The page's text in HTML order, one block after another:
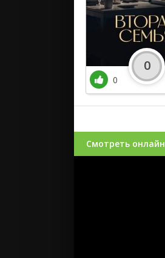
0
0
Смотреть онлайн